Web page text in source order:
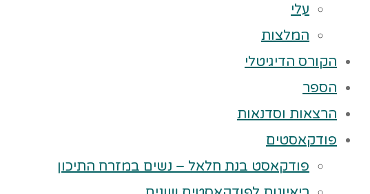
עלי
המלצות
הקורס הדיגיטלי
הספר
הרצאות וסדנאות
פודקאסטים
פודקאסט בנת חלאל – נשים במזרח התיכון